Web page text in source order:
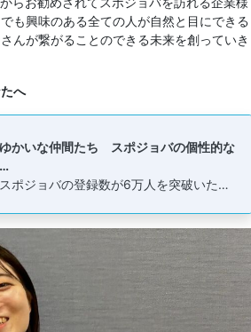
も興味のある全ての人が自然と目にできる
んが繋がることのできる未来を創っていき
へ
かいな仲間たち スポジョバの個性的な
ポジョバの登録数が6万人を突破いた…